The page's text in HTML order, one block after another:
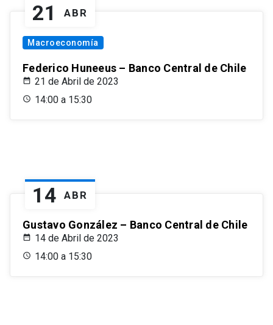
21 ABR
Macroeconomía
Federico Huneeus – Banco Central de Chile
21 de Abril de 2023
14:00 a 15:30
14 ABR
Gustavo González – Banco Central de Chile
14 de Abril de 2023
14:00 a 15:30